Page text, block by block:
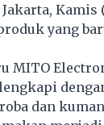
Kamis
yang
MITO
dan